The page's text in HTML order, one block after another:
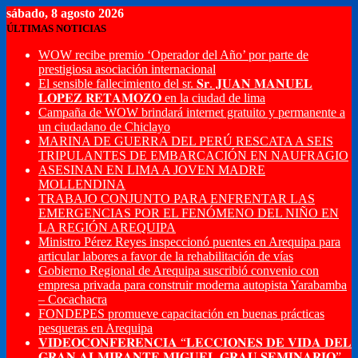
sábado, 8 agosto 2026
ÚLTIMAS NOTICIAS
WOW recibe premio ‘Operador del Año’ por parte de
prestigiosa asociación internacional
El sensible fallecimiento del sr. 𝐒𝐫. 𝐉𝐔𝐀𝐍 𝐌𝐀𝐍𝐔𝐄𝐋
𝐋𝐎𝐏𝐄𝐙 𝐑𝐄𝐓𝐀𝐌𝐎𝐙𝐎 en la ciudad de lima
Campaña de WOW brindará internet gratuito y permanente a
un ciudadano de Chiclayo
MARINA DE GUERRA DEL PERÚ RESCATA A SEIS
TRIPULANTES DE EMBARCACIÓN EN NAUFRAGIO
ASESINAN EN LIMA A JOVEN MADRE
MOLLENDINA
TRABAJO CONJUNTO PARA ENFRENTAR LAS
EMERGENCIAS POR EL FENÓMENO DEL NIÑO EN
LA REGIÓN AREQUIPA
Ministro Pérez Reyes inspeccionó puentes en Arequipa para
articular labores a favor de la rehabilitación de vías
Gobierno Regional de Arequipa suscribió convenio con
empresa privada para construir moderna autopista Yarabamba
– Cocachacra
FONDEPES promueve capacitación en buenas prácticas
pesqueras en Arequipa
𝐕𝐈𝐃𝐄𝐎𝐂𝐎𝐍𝐅𝐄𝐑𝐄𝐍𝐂𝐈𝐀 “𝐋𝐄𝐂𝐂𝐈𝐎𝐍𝐄𝐒 𝐃𝐄 𝐕𝐈𝐃𝐀 𝐃𝐄𝐋